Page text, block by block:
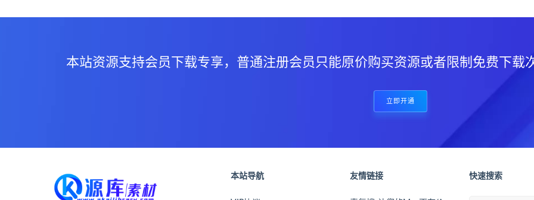
本站资源支持会员下载专享，普通注册会员只能原价购买资源或者限制免费下载
立即开通
本站导航 友情链接 快速搜索